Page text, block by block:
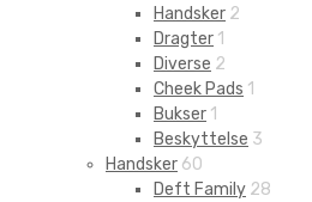
Handsker 2
Dragter 1
Diverse 2
Cheek Pads 1
Bukser 1
Beskyttelse 3
Handsker 60
Deft Family 28